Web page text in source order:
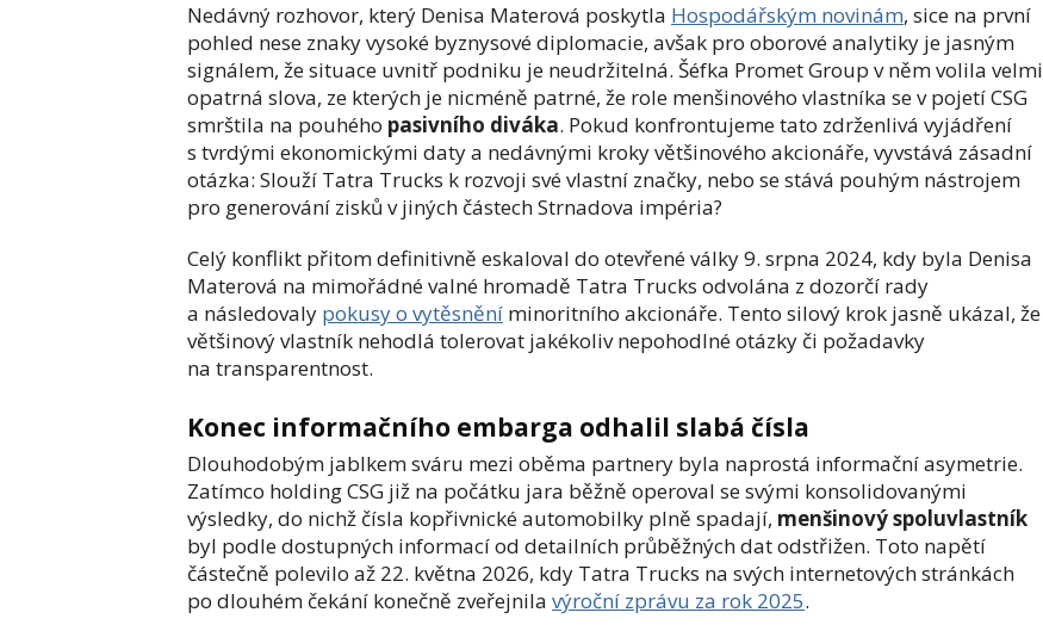
Nedávný rozhovor, který Denisa Materová poskytla Hospodářským novinám, sice na první
pohled nese znaky vysoké byznysové diplomacie, avšak pro oborové analytiky je jasným
signálem, že situace uvnitř podniku je neudržitelná. Šéfka Promet Group v něm volila velmi
opatrná slova, ze kterých je nicméně patrné, že role menšinového vlastníka se v pojetí CSG
smrštila na pouhého pasivního diváka. Pokud konfrontujeme tato zdrženlivá vyjádření
s tvrdými ekonomickými daty a nedávnými kroky většinového akcionáře, vyvstává zásadní
otázka: Slouží Tatra Trucks k rozvoji své vlastní značky, nebo se stává pouhým nástrojem
pro generování zisků v jiných částech Strnadova impéria?
Celý konflikt přitom definitivně eskaloval do otevřené války 9. srpna 2024, kdy byla Denisa
Materová na mimořádné valné hromadě Tatra Trucks odvolána z dozorčí rady
a následovaly pokusy o vytěsnění minoritního akcionáře. Tento silový krok jasně ukázal, že
většinový vlastník nehodlá tolerovat jakékoliv nepohodlné otázky či požadavky
na transparentnost.
Konec informačního embarga odhalil slabá čísla
Dlouhodobým jablkem sváru mezi oběma partnery byla naprostá informační asymetrie.
Zatímco holding CSG již na počátku jara běžně operoval se svými konsolidovanými
výsledky, do nichž čísla kopřivnické automobilky plně spadají, menšinový spoluvlastník
byl podle dostupných informací od detailních průběžných dat odstřižen. Toto napětí
částečně polevilo až 22. května 2026, kdy Tatra Trucks na svých internetových stránkách
po dlouhém čekání konečně zveřejnila výroční zprávu za rok 2025.